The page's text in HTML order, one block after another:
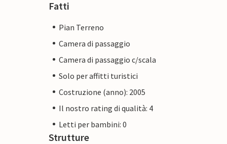
Fatti
Pian Terreno
Camera di passaggio
Camera di passaggio c/scala
Solo per affitti turistici
Costruzione (anno): 2005
Il nostro rating di qualità: 4
Letti per bambini: 0
Strutture